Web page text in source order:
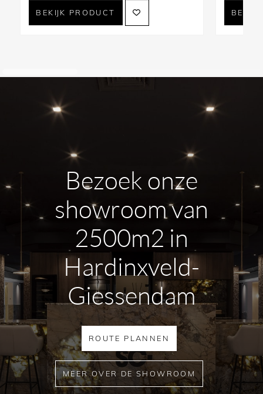
BEKIJK PRODUCT
Bezoek onze
showroom van
2500m2 in
Hardinxveld-
Giessendam
ROUTE PLANNEN
MEER OVER DE SHOWROOM